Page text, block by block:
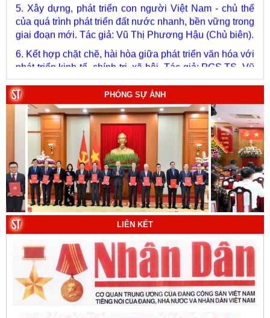
6. Kết hợp chặt chẽ, hài hòa giữa phát triển văn hóa với
phát triển kinh tế, chính trị, xã hội. Tác giả: PGS.TS. Vũ
Văn Phúc (Chủ biên).
7. Chủ quyền của Việt Nam ở Hoàng Sa, Trường Sa
giai đoạn 1884 - 1975: Thực trạng khai thác và quản lý.
Tác giả: Thượng tướng, PGS.TS. Trần Quốc Tỏ (Chủ
biên).
8. Hà Nội - Thành phố Hồ Chí Minh: Dấu ấn lịch sử qua
từng khoảnh khắc (Song ngữ Việt - Anh). Tác giả: Tập
thể tác giả.
9. Đường Hồ Chí Minh trên biển - Bản hùng ca bất diệt
của dân tộc Việt Nam. Tác giả: TS. Vũ Trọng Hùng
(Viện Lịch sử Đảng).
10. Một vành đai, một con đường: Hành trình dài của
Trung Quốc đến năm 2049 (Sách tham khảo).
giả:Michael H. Glantz, Robert J. Ross và Gavin G.
Daugherty (Đồng tác giả).
PHÓNG SỰ ẢNH
LIÊN KẾT